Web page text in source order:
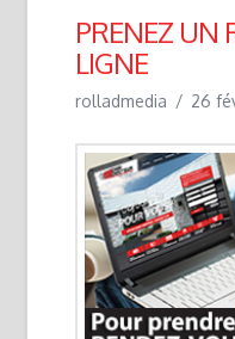
PRENEZ UN
LIGNE
rolladmedia 26